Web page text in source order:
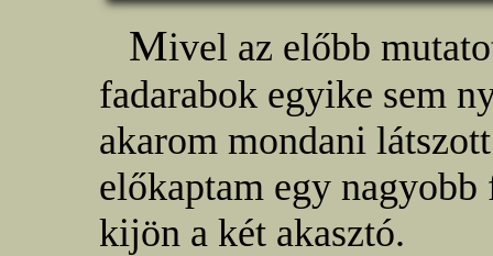
Mivel az előbb
fadarabok egyike sem
akarom mondani
előkaptam egy
kijön a két akasztó.